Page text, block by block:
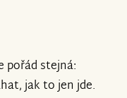
pořád stejná:
jak to jen jde.